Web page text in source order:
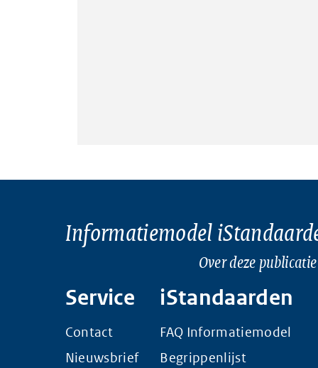
Informatiemodel
Over deze publicatie
Service
Contact
Nieuwsbrief
iStandaarden
FAQ Informatiemodel
Begrippenlijst